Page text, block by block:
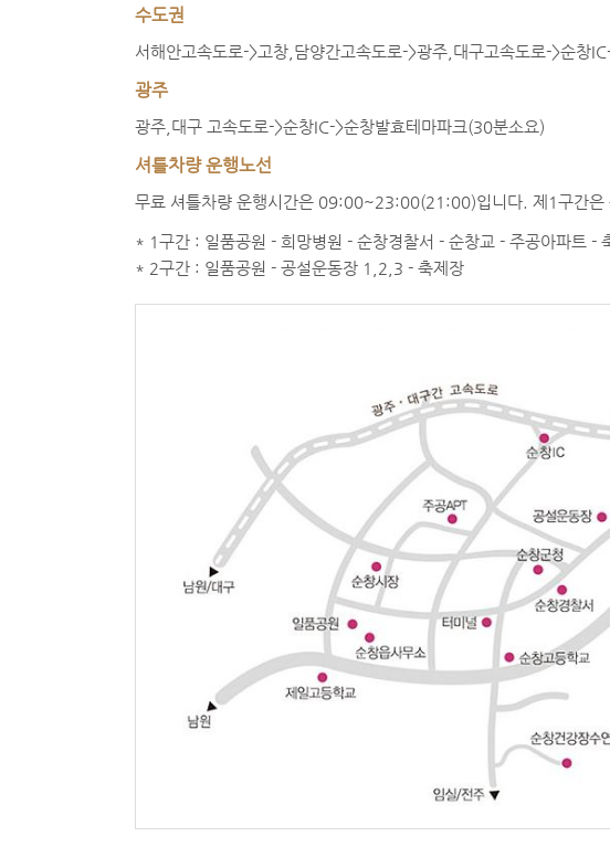
수도권
서해안고속도로->고창,담양간고속도로->광주,대구고속도로->순창
광주
광주,대구 고속도로->순창IC->순창발효테마파크(30분소요)
셔틀차량 운행노선
무료 셔틀차량 운행시간은 09:00~23:00(21:00)입니다. 제1구간은
* 1구간 : 일품공원 - 희망병원 - 순창경찰서 - 순창교 - 주공아파트 -
* 2구간 : 일품공원 - 공설운동장 1,2,3 - 축제장